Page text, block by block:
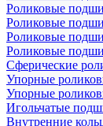
Роликовые
Роликовые
Роликовые
Роликовые
Сферические
Упорные
Упорные
Игольчатые
Внутренние